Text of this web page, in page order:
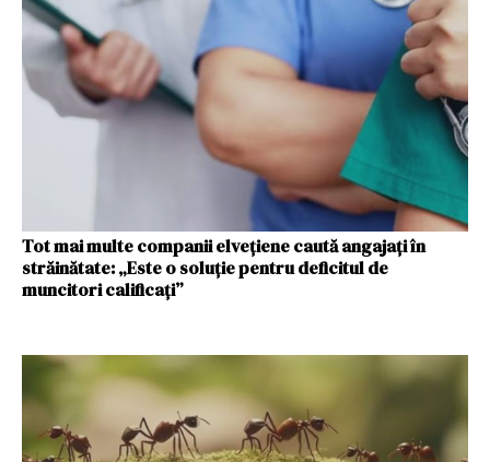
Tot mai multe companii elvețiene caută angajați în
străinătate: „Este o soluție pentru deficitul de
muncitori calificați”